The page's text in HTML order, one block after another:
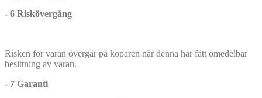
- 6 Riskövergång
Risken för varan övergår på köparen när denna har fått omedelbar
besittning av varan.
- 7 Garanti